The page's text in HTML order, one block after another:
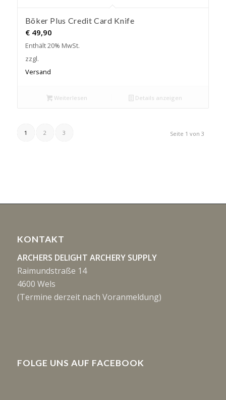
Böker Plus Credit Card Knife
€49,90
Enthält 20% MwSt.
zzgl.
Versand
Weiterlesen Details anzeigen
Seite 1 von 3
1 2 3
KONTAKT
ARCHERS DELIGHT ARCHERY SUPPLY
Raimundstraße 14
4600 Wels
(Termine derzeit nach Voranmeldung)
FOLGE UNS AUF FACEBOOK